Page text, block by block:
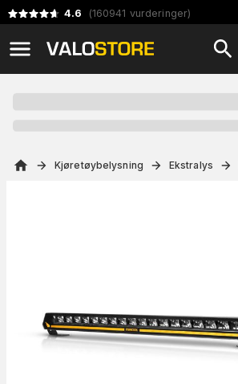
4.6 (160941 vurderinger)
Kjøretøybelysning Ekstralys